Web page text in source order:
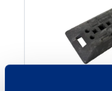
l
u
s
t